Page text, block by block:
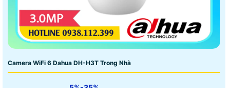
Camera WiFi 6 Dahua DH-H3T Trong Nhà